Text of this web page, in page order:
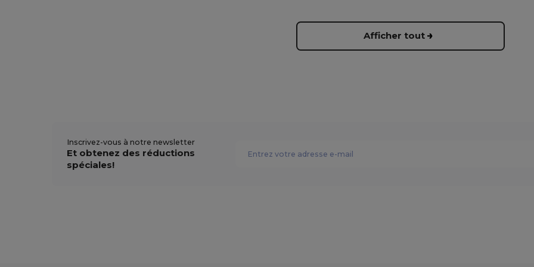
Afficher tout
Inscrivez-vous à notre newsletter
Et obtenez des réductions
spéciales!